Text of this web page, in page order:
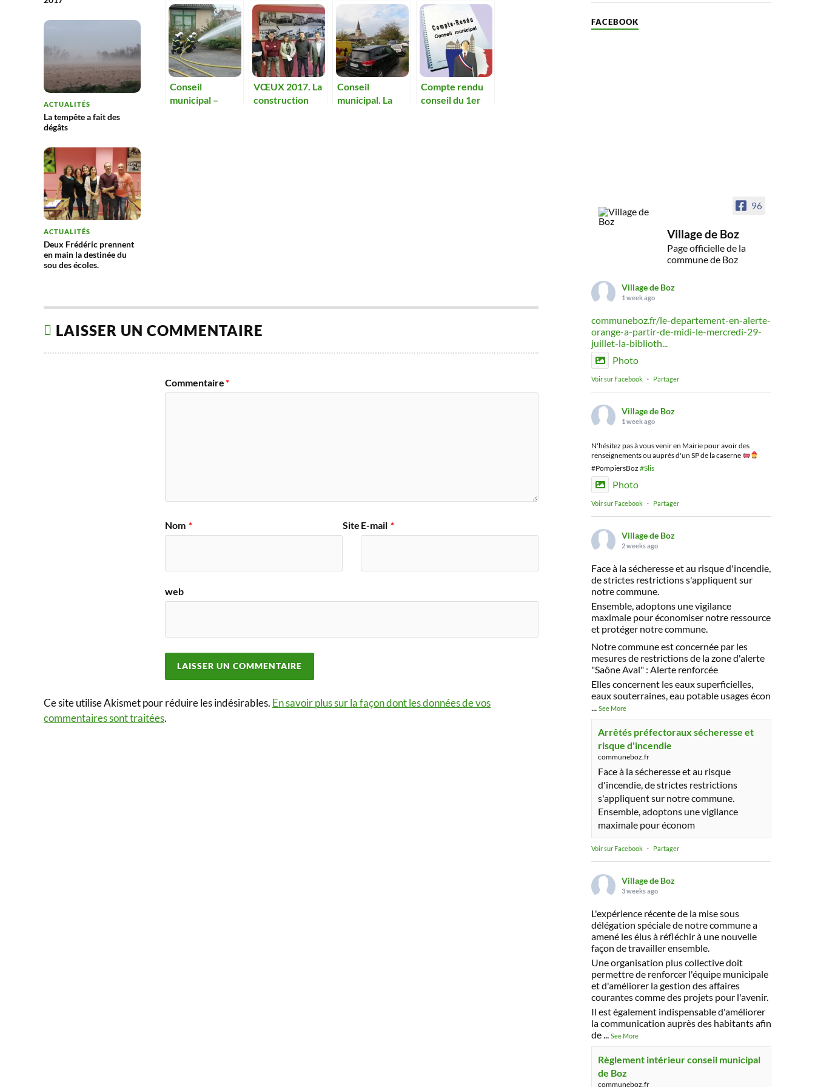
ACTUALITÉS
La tempête a fait des
dégâts
ACTUALITÉS
Deux Frédéric prennent
en main la destinée du
sou des écoles.
Conseil
municipal –
VŒUX 2017. La
construction
Conseil
municipal. La
Compte rendu
conseil du 1er
LAISSER UN COMMENTAIRE
Commentaire*
Nom * E-mail *
Site
web
Ce site utilise Akismet pour réduire les indésirables. En savoir plus sur la façon dont les données de vos
commentaires sont traitées.
FACEBOOK
96
Village de Boz
Page officielle de la
commune de Boz
Village de Boz
1 week ago
communeboz.fr/le-departement-en-alerte-
orange-a-partir-de-midi-le-mercredi-29-
juillet-la-biblioth...
Photo
Voir sur Facebook · Partager
Village de Boz
1 week ago
N'hésitez pas à vous venir en Mairie pour avoir des
renseignements ou auprès d'un SP de la caserne
#PompiersBoz #Slis
Photo
Voir sur Facebook · Partager
Village de Boz
2 weeks ago
Face à la sécheresse et au risque d'incendie,
de strictes restrictions s'appliquent sur
notre commune.
Ensemble, adoptons une vigilance
maximale pour économiser notre ressource
et protéger notre commune.
Notre commune est concernée par les
mesures de restrictions de la zone d'alerte
"Saône Aval" : Alerte renforcée
Elles concernent les eaux superficielles,
eaux souterraines, eau potable usages écon
... See More
Arrêtés préfectoraux sécheresse et
risque d'incendie
communeboz.fr
Face à la sécheresse et au risque
d'incendie, de strictes restrictions
s'appliquent sur notre commune.
Ensemble, adoptons une vigilance
maximale pour économ
Voir sur Facebook · Partager
Village de Boz
3 weeks ago
L'expérience récente de la mise sous
délégation spéciale de notre commune a
amené les élus à réfléchir à une nouvelle
façon de travailler ensemble.
Une organisation plus collective doit
permettre de renforcer l'équipe municipale
et d'améliorer la gestion des affaires
courantes comme des projets pour l'avenir.
Il est également indispensable d'améliorer
la communication auprès des habitants afin
de... See More
Règlement intérieur conseil municipal
de Boz
communeboz.fr